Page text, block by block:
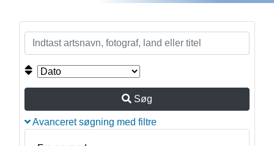
Søg
Avanceret søgning med filtre